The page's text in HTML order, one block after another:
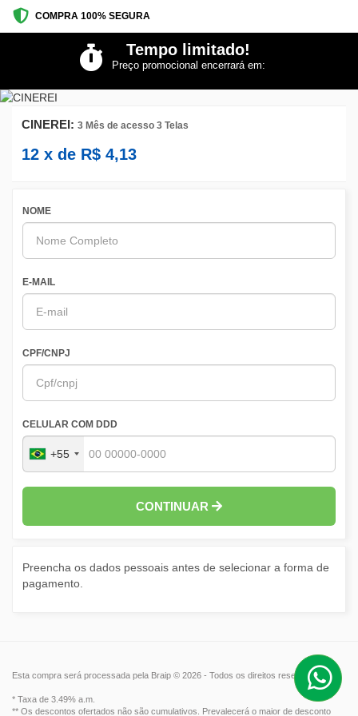
COMPRA 100% SEGURA
Tempo limitado!
Preço promocional encerrará em:
CINEREI: 3 Mês de acesso 3 Telas
12 x de R$ 4,13
NOME
E-MAIL
CPF/CNPJ
CELULAR COM DDD
+55
CONTINUAR
Preencha os dados pessoais antes de selecionar a forma de
pagamento.
Esta compra será processada pela Braip © 2026 - Todos os direitos reservados.
* Taxa de 3.49% a.m.
** Os descontos ofertados não são cumulativos. Prevalecerá o maior de desconto